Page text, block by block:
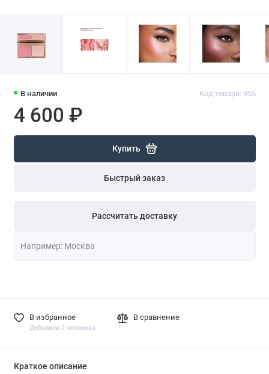
В наличии Код товара: 955
4 600 ₽
Купить
Быстрый заказ
Рассчитать доставку
В избранное
Добавили 2 человека
В сравнение
Краткое описание